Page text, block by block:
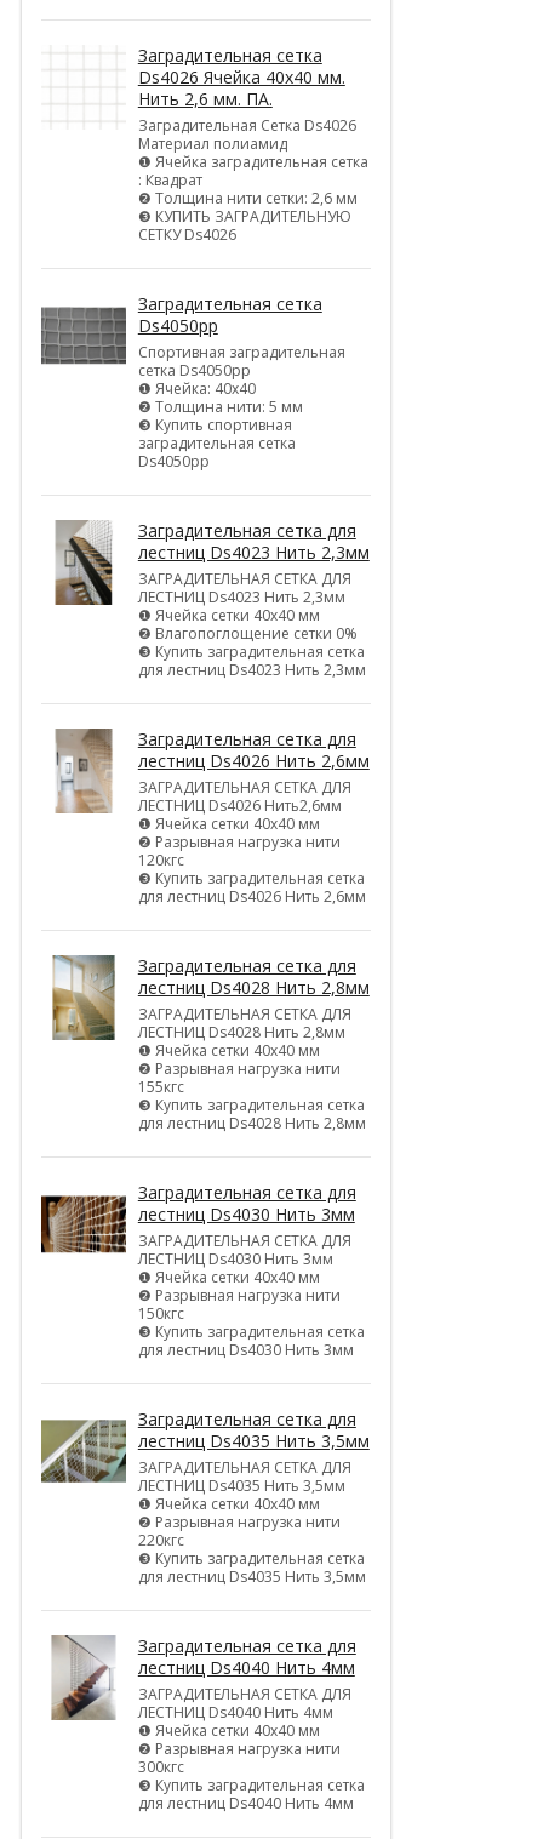
Заградительная сетка
Ds4026 Ячейка 40х40 мм.
Нить 2,6 мм. ПА.
Заградительная Сетка Ds4026
Материал полиамид
❶ Ячейка заградительная сетка
: Квадрат
❷ Толщина нити сетки: 2,6 мм
❸ КУПИТЬ ЗАГРАДИТЕЛЬНУЮ
СЕТКУ Ds4026
Заградительная сетка
Ds4050pp
Спортивная заградительная
сетка Ds4050pp
❶ Ячейка: 40х40
❷ Толщина нити: 5 мм
❸ Купить спортивная
заградительная сетка
Ds4050pp
Заградительная сетка для
лестниц Ds4023 Нить 2,3мм
ЗАГРАДИТЕЛЬНАЯ СЕТКА ДЛЯ
ЛЕСТНИЦ Ds4023 Нить 2,3мм
❶ Ячейка сетки 40х40 мм
❷ Влагопоглощение сетки 0%
❸ Купить заградительная сетка
для лестниц Ds4023 Нить 2,3мм
Заградительная сетка для
лестниц Ds4026 Нить 2,6мм
ЗАГРАДИТЕЛЬНАЯ СЕТКА ДЛЯ
ЛЕСТНИЦ Ds4026 Нить2,6мм
❶ Ячейка сетки 40х40 мм
❷ Разрывная нагрузка нити
120кгс
❸ Купить заградительная сетка
для лестниц Ds4026 Нить 2,6мм
Заградительная сетка для
лестниц Ds4028 Нить 2,8мм
ЗАГРАДИТЕЛЬНАЯ СЕТКА ДЛЯ
ЛЕСТНИЦ Ds4028 Нить 2,8мм
❶ Ячейка сетки 40х40 мм
❷ Разрывная нагрузка нити
155кгс
❸ Купить заградительная сетка
для лестниц Ds4028 Нить 2,8мм
Заградительная сетка для
лестниц Ds4030 Нить 3мм
ЗАГРАДИТЕЛЬНАЯ СЕТКА ДЛЯ
ЛЕСТНИЦ Ds4030 Нить 3мм
❶ Ячейка сетки 40х40 мм
❷ Разрывная нагрузка нити
150кгс
❸ Купить заградительная сетка
для лестниц Ds4030 Нить 3мм
Заградительная сетка для
лестниц Ds4035 Нить 3,5мм
ЗАГРАДИТЕЛЬНАЯ СЕТКА ДЛЯ
ЛЕСТНИЦ Ds4035 Нить 3,5мм
❶ Ячейка сетки 40х40 мм
❷ Разрывная нагрузка нити
220кгс
❸ Купить заградительная сетка
для лестниц Ds4035 Нить 3,5мм
Заградительная сетка для
лестниц Ds4040 Нить 4мм
ЗАГРАДИТЕЛЬНАЯ СЕТКА ДЛЯ
ЛЕСТНИЦ Ds4040 Нить 4мм
❶ Ячейка сетки 40х40 мм
❷ Разрывная нагрузка нити
300кгс
❸ Купить заградительная сетка
для лестниц Ds4040 Нить 4мм